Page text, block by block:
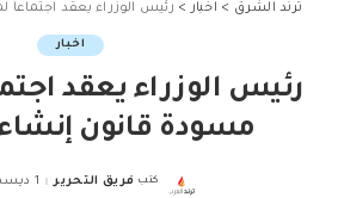
ترند الشرق > اخبار> رئيس الوزراء يعقد اجتماعاً
اخبار
رئيس الوزراء يعقد
مسودة قانون
Posted
كتب فريق التحرير 1 ديسمبر، 2024